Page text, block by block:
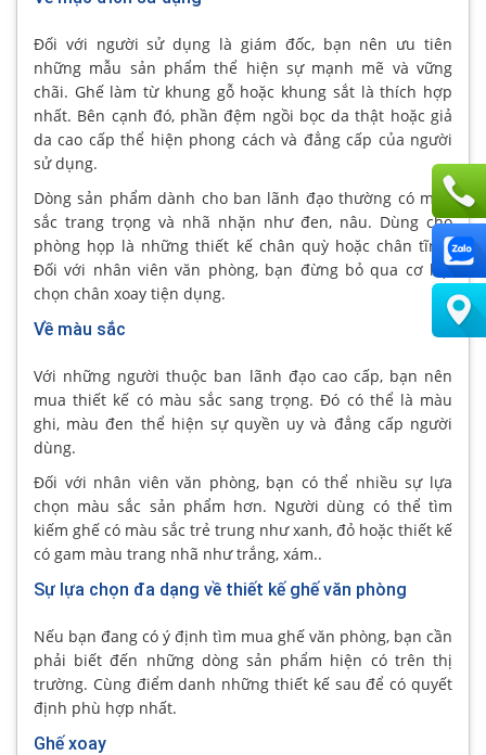
Đối với người sử dụng là giám đốc, bạn nên ưu tiên
những mẫu sản phẩm thể hiện sự mạnh mẽ và vững
chãi. Ghế làm từ khung gỗ hoặc khung sắt là thích hợp
nhất. Bên cạnh đó, phần đệm ngồi bọc da thật hoặc giả
da cao cấp thể hiện phong cách và đẳng cấp của người
sử dụng.
Dòng sản phẩm dành cho ban lãnh đạo thường có màu
sắc trang trọng và nhã nhặn như đen, nâu. Dùng cho
phòng họp là những thiết kế chân quỳ hoặc chân tĩnh.
Đối với nhân viên văn phòng, bạn đừng bỏ qua cơ hội
chọn chân xoay tiện dụng.
Về màu sắc
Với những người thuộc ban lãnh đạo cao cấp, bạn nên
mua thiết kế có màu sắc sang trọng. Đó có thể là màu
ghi, màu đen thể hiện sự quyền uy và đẳng cấp người
dùng.
Đối với nhân viên văn phòng, bạn có thể nhiều sự lựa
chọn màu sắc sản phẩm hơn. Người dùng có thể tìm
kiếm ghế có màu sắc trẻ trung như xanh, đỏ hoặc thiết kế
có gam màu trang nhã như trắng, xám..
Sự lựa chọn đa dạng về thiết kế ghế văn phòng
Nếu bạn đang có ý định tìm mua ghế văn phòng, bạn cần
phải biết đến những dòng sản phẩm hiện có trên thị
trường. Cùng điểm danh những thiết kế sau để có quyết
định phù hợp nhất.
Ghế xoay